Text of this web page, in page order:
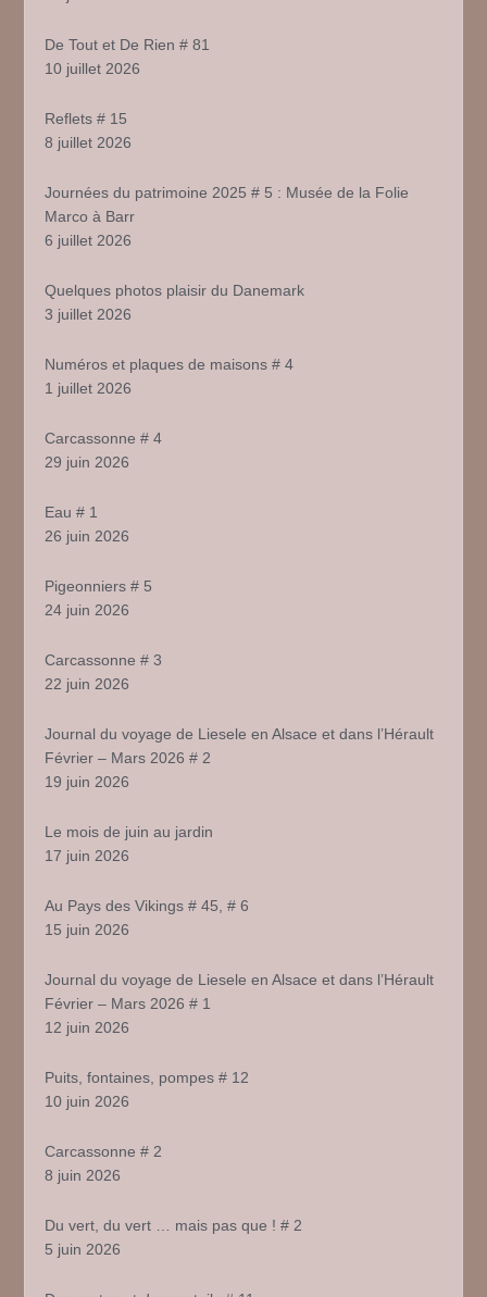
De Tout et De Rien # 81
10 juillet 2026
Reflets # 15
8 juillet 2026
Journées du patrimoine 2025 # 5 : Musée de la Folie
Marco à Barr
6 juillet 2026
Quelques photos plaisir du Danemark
3 juillet 2026
Numéros et plaques de maisons # 4
1 juillet 2026
Carcassonne # 4
29 juin 2026
Eau # 1
26 juin 2026
Pigeonniers # 5
24 juin 2026
Carcassonne # 3
22 juin 2026
Journal du voyage de Liesele en Alsace et dans l’Hérault
Février – Mars 2026 # 2
19 juin 2026
Le mois de juin au jardin
17 juin 2026
Au Pays des Vikings # 45, # 6
15 juin 2026
Journal du voyage de Liesele en Alsace et dans l’Hérault
Février – Mars 2026 # 1
12 juin 2026
Puits, fontaines, pompes # 12
10 juin 2026
Carcassonne # 2
8 juin 2026
Du vert, du vert … mais pas que ! # 2
5 juin 2026